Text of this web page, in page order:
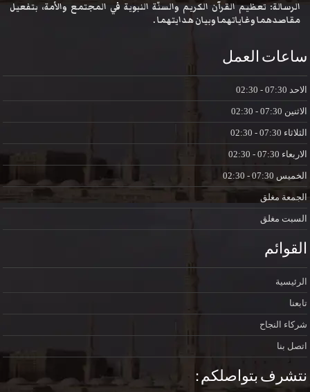
الرسالة: تعظيم القرآن الكريم والسنّة النبوية في المجتمع والأمة، بتفعيل
مقاصدهما وغاياتهما وبيان هدايتهما .
ساعات العمل
الاحد
الاثنين
الثلاثاء
الاربعاء
الخميس
الجمعة مغلق
السبت مغلق
القوائم
الرئيسية
تابعنا
شركاء النجاح
اتصل بنا
نتشرف بتواصلكم :